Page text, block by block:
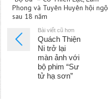
Phong và Tuyên Huyên hội ngộ
sau 18 năm
Bài viết cũ hơn
Quách Thiện
Ni trở lại
màn ảnh với
bộ phim “Sư
tử hạ sơn”